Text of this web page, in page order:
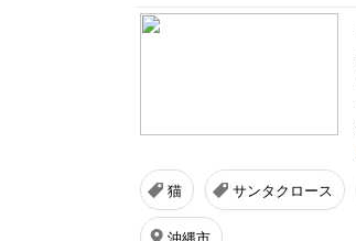
猫 サンタクロース